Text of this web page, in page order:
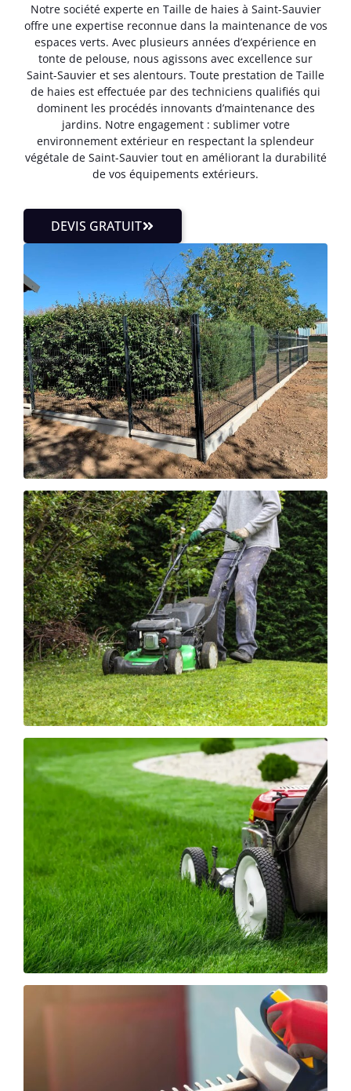
Notre société experte en Taille de haies à Saint-Sauvier
offre une expertise reconnue dans la maintenance de vos
espaces verts. Avec plusieurs années d’expérience en
tonte de pelouse, nous agissons avec excellence sur
Saint-Sauvier et ses alentours. Toute prestation de Taille
de haies est effectuée par des techniciens qualifiés qui
dominent les procédés innovants d’maintenance des
jardins. Notre engagement : sublimer votre
environnement extérieur en respectant la splendeur
végétale de Saint-Sauvier tout en améliorant la durabilité
de vos équipements extérieurs.
DEVIS GRATUIT